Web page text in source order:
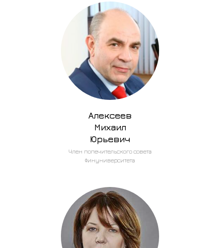
Алексеев
Михаил
Юрьевич
Член попечительского совета
Финуниверситета